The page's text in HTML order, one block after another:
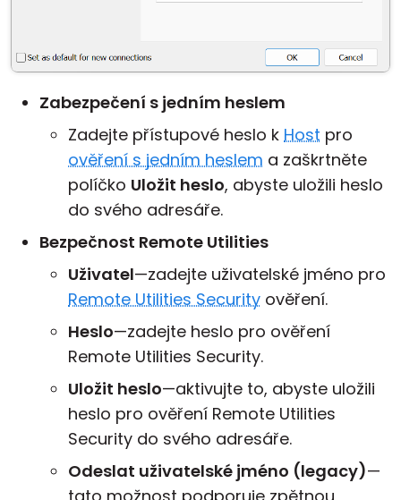
Zabezpečení s jedním heslem
Zadejte přístupové heslo k Host pro
ověření s jedním heslem a zaškrtněte
políčko Uložit heslo, abyste uložili heslo
do svého adresáře.
Bezpečnost Remote Utilities
Uživatel—zadejte uživatelské jméno pro
Remote Utilities Security ověření.
Heslo—zadejte heslo pro ověření
Remote Utilities Security.
Uložit heslo—aktivujte to, abyste uložili
heslo pro ověření Remote Utilities
Security do svého adresáře.
Odeslat uživatelské jméno (legacy)—